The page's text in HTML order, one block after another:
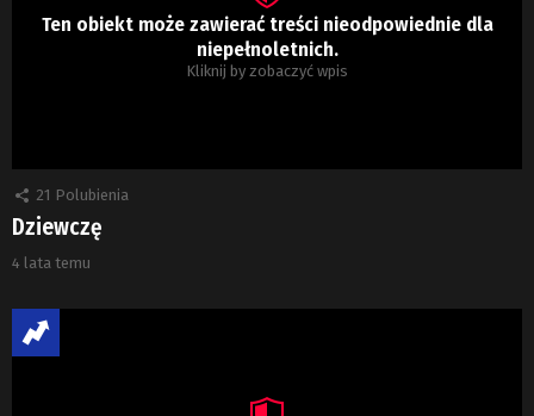
Ten obiekt może zawierać treści nieodpowiednie dla
niepełnoletnich.
Kliknij by zobaczyć wpis
21 Polubienia
Dziewczę
4 lata temu